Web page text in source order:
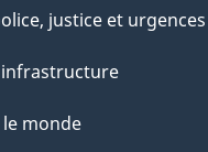
justice et urgences
le monde